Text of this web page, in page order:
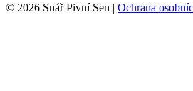
© 2026 Snář Pivní Sen | Ochrana